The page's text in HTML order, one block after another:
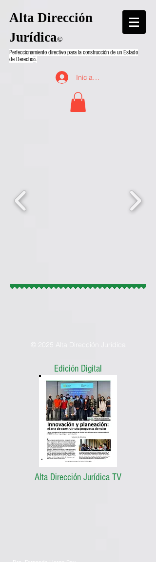
Alta Dirección
Jurídica©
Perfeccionamiento directivo para la construcción de un Estado
de Derecho©.
Iniciar sesión
© 2025 Alta Dirección Jurídica
Edición Digital
Alta Dirección Jurídica TV